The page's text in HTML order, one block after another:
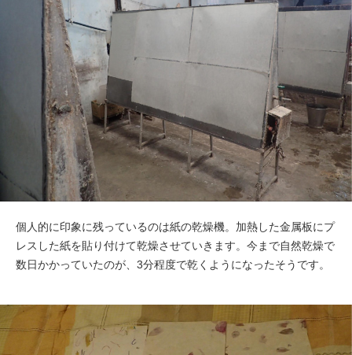
個人的に印象に残っているのは紙の乾燥機。加熱した金属板にプ
レスした紙を貼り付けて乾燥させていきます。今まで自然乾燥で
数日かかっていたのが、3分程度で乾くようになったそうです。